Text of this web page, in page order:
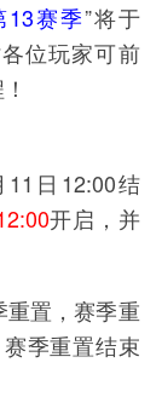
13赛季”将于
位玩家可前
11日12:00结
开启，并
置，赛季重
季重置结束